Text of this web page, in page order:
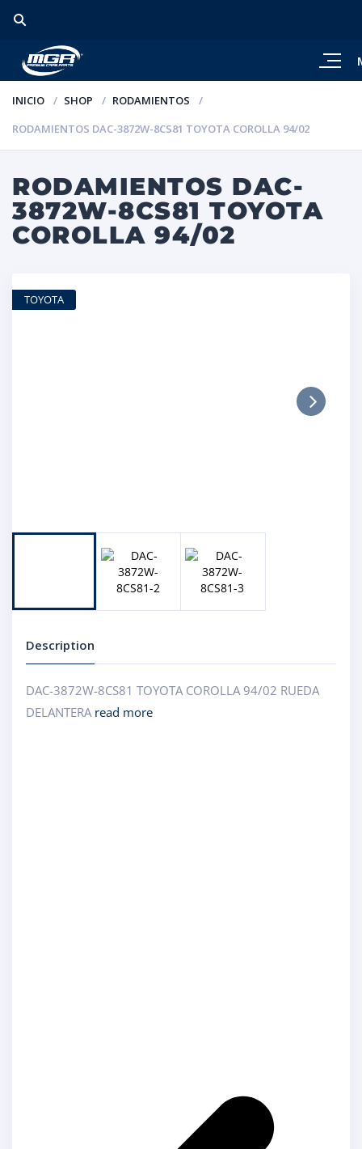
INICIO SHOP
RODAMIENTOS
RODAMIENTOS DAC-3872W-8CS81 TOYOTA COROLLA 94/02
RODAMIENTOS DAC-
3872W-8CS81 TOYOTA
COROLLA 94/02
Description
DAC-3872W-8CS81 TOYOTA COROLLA 94/02 RUEDA
DELANTERA read more
TOYOTA